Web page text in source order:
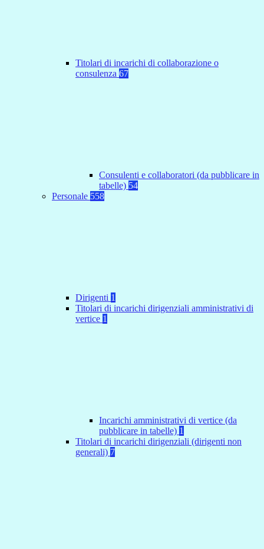
Titolari di incarichi di collaborazione o
consulenza 67
Consulenti e collaboratori (da pubblicare in
tabelle) 54
Personale 558
Dirigenti 1
Titolari di incarichi dirigenziali amministrativi di
vertice 1
Incarichi amministrativi di vertice (da
pubblicare in tabelle) 1
Titolari di incarichi dirigenziali (dirigenti non
generali) 7